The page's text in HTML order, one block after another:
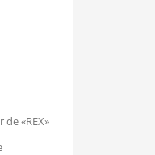
«REX»